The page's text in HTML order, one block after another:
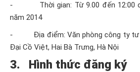
- Thời gian: Từ 9.00 đến 12:00
năm 2014
- Địa điểm: Văn phòng công ty tư
Đại Cồ Việt, Hai Bà Trưng, Hà Nội
3. Hình thức đăng ký